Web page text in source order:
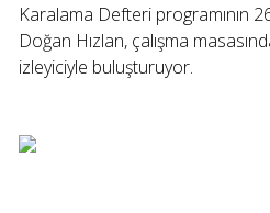
Karalama Defteri programının
Doğan Hızlan, çalışma
izleyiciyle buluşturuyor.